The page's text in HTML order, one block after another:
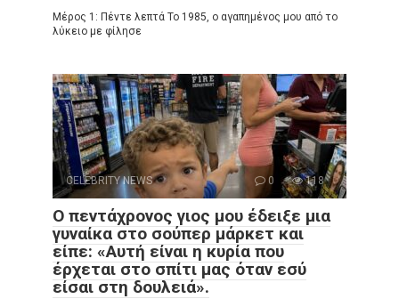
Μέρος 1: Πέντε λεπτά Το 1985, ο αγαπημένος μου από το
λύκειο με φίλησε
CELEBRITY NEWS 0 118
Ο πεντάχρονος γιος μου έδειξε μια
γυναίκα στο σούπερ μάρκετ και
είπε: «Αυτή είναι η κυρία που
έρχεται στο σπίτι μας όταν εσύ
είσαι στη δουλειά».